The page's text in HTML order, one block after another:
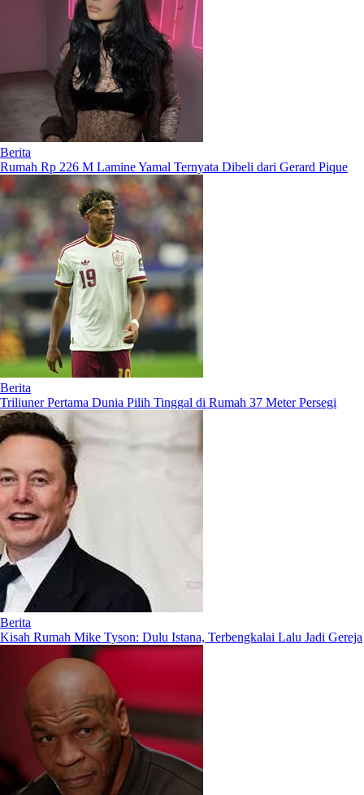
Berita
Rumah Rp 226 M Lamine Yamal Ternyata Dibeli dari Gerard Pique
Berita
Triliuner Pertama Dunia Pilih Tinggal di Rumah 37 Meter Persegi
Berita
Kisah Rumah Mike Tyson: Dulu Istana, Terbengkalai Lalu Jadi Gereja